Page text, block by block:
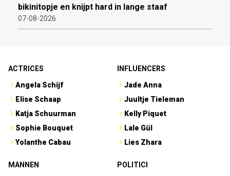
bikinitopje en knijpt hard in lange staaf
07-08-2026
ACTRICES
Angela Schijf
Elise Schaap
Katja Schuurman
Sophie Bouquet
Yolanthe Cabau
INFLUENCERS
Jade Anna
Juultje Tieleman
Kelly Piquet
Lale Gül
Lies Zhara
MANNEN
POLITICI